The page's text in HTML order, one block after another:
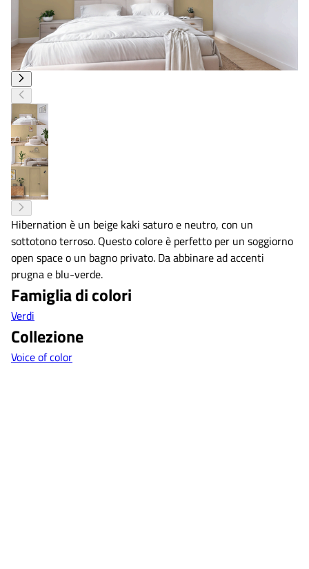
Hibernation è un beige kaki saturo e neutro, con un
sottotono terroso. Questo colore è perfetto per un soggiorno
open space o un bagno privato. Da abbinare ad accenti
prugna e blu-verde.
Famiglia di colori
Verdi
Collezione
Voice of color